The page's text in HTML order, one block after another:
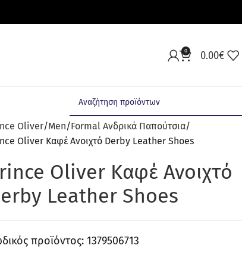
0 0.00€
Oliver Men Formal Ανδρικά Παπούτσια
Oliver Καφέ Ανοιχτό Derby Leather Shoes
Oliver Καφέ Ανοιχτό
Leather Shoes
προϊόντος: 1379506713